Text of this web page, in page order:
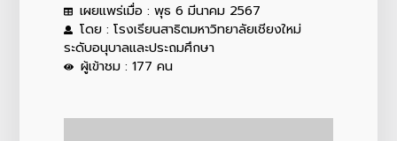
เผยแพร่เมื่อ : พุธ 6 มีนาคม 2567
โดย : โรงเรียนสาธิตมหาวิทยาลัยเชียงใหม่
ระดับอนุบาลและประถมศึกษา
ผู้เข้าชม : 177 คน